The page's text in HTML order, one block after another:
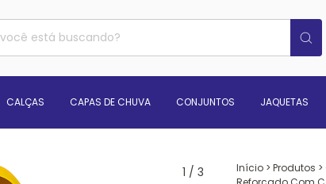
CALÇAS CAPAS DE CHUVA CONJUNTOS JAQUETAS
1 / 3 Início > Produtos >